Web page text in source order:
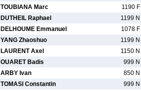
TOUBIANA Marc
1190 F
DUTHEIL Raphael
1199 N
DELHOUME Emmanuel
1078 F
YANG Zhaoshuo
1199 N
LAURENT Axel
1150 N
OUARET Badis
999 N
ARBY Ivan
850 N
TOMASI Constantin
999 N